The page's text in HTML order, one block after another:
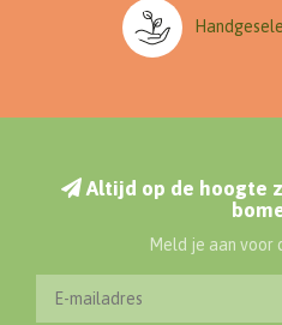
Altijd op de hoogte
Meld je aan voor